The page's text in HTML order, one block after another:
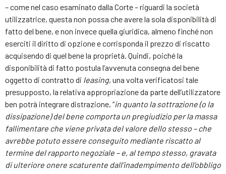
– come nel caso esaminato dalla Corte – riguardi la società
utilizzatrice, questa non possa che avere la sola disponibilità di
fatto del bene, e non invece quella giuridica, almeno finché non
eserciti il diritto di opzione e corrisponda il prezzo di riscatto
acquisendo di quel bene la proprietà. Quindi, poiché la
disponibilità di fatto postula l’avvenuta consegna del bene
oggetto di contratto di leasing, una volta verificatosi tale
presupposto, la relativa appropriazione da parte dell’utilizzatore
ben potrà integrare distrazione, “in quanto la sottrazione (o la
dissipazione) del bene comporta un pregiudizio per la massa
fallimentare che viene privata del valore dello stesso – che
avrebbe potuto essere conseguito mediante riscatto al
termine del rapporto negoziale – e, al tempo stesso, gravata
di ulteriore onere scaturente dall’inadempimento dell’obbligo